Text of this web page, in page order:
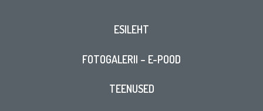
ESILEHT
FOTOGALERII – E-POOD
TEENUSED